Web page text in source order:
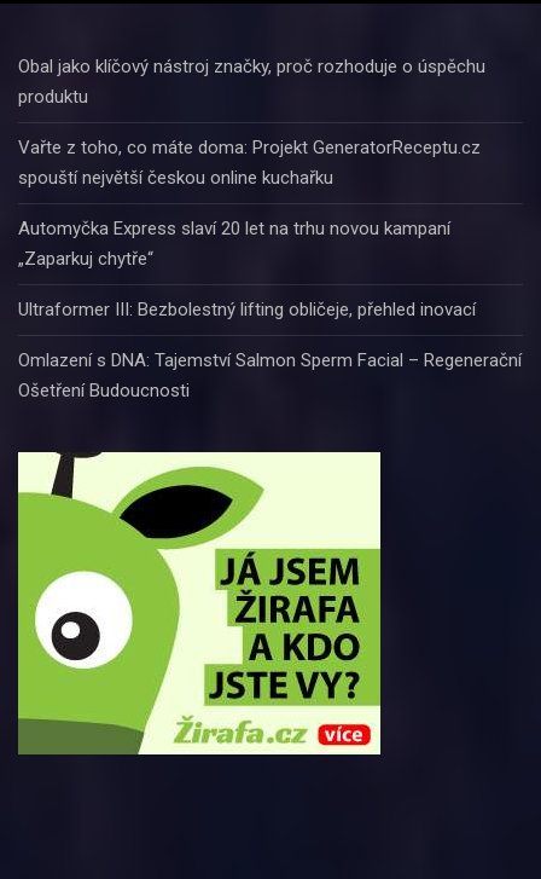
Obal jako klíčový nástroj značky, proč rozhoduje o úspěchu
produktu
Vařte z toho, co máte doma: Projekt GeneratorReceptu.cz
spouští největší českou online kuchařku
Automyčka Express slaví 20 let na trhu novou kampaní
„Zaparkuj chytře“
Ultraformer III: Bezbolestný lifting obličeje, přehled inovací
Omlazení s DNA: Tajemství Salmon Sperm Facial – Regenerační
Ošetření Budoucnosti